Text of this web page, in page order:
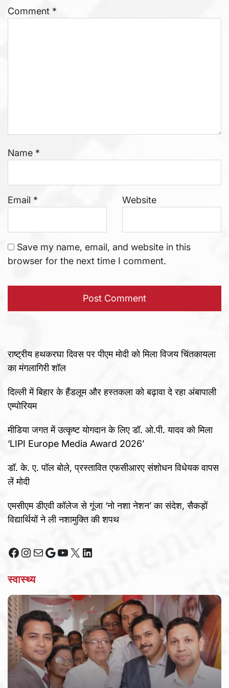
Comment *
Name *
Email * Website
Save my name, email, and website in this
browser for the next time I comment.
राष्ट्रीय हथकरघा दिवस पर पीएम मोदी को मिला विजय चिंतकायला
का मंगलागिरी शॉल
दिल्ली में बिहार के हैंडलूम और हस्तकला को बढ़ावा दे रहा अंबापाली
एम्पोरियम
मीडिया जगत में उत्कृष्ट योगदान के लिए डॉ. ओ.पी. यादव को मिला
‘LIPI Europe Media Award 2026’
डॉ. के. ए. पॉल बोले, प्रस्तावित एफसीआरए संशोधन विधेयक वापस
लें मोदी
एमसीएम डीएवी कॉलेज से गूंजा ‘नो नशा नेशन’ का संदेश, सैकड़ों
विद्यार्थियों ने ली नशामुक्ति की शपथ
Facebook
Instagram
MailGoogle
YouTube
X LinkedIn
स्वास्थ्य